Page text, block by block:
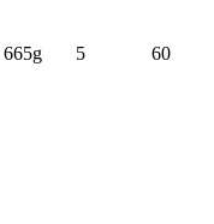
665g 5 60